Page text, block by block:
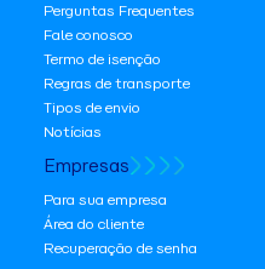
Perguntas Frequentes
Fale conosco
Termo de isenção
Regras de transporte
Tipos de envio
Notícias
Empresas
Para sua empresa
Área do cliente
Recuperação de senha